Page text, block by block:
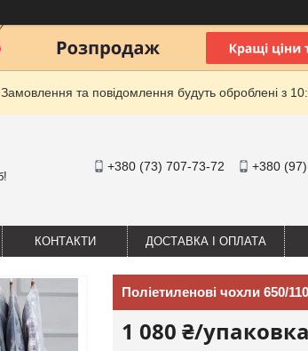
та повідомлення будуть оброблені з
+380 (73) 707-73-72 +380
КОНТАКТИ ДОСТАВКА І ОПЛАТА
Поліетиленові чохли 650/
1 080 ₴/упаковка